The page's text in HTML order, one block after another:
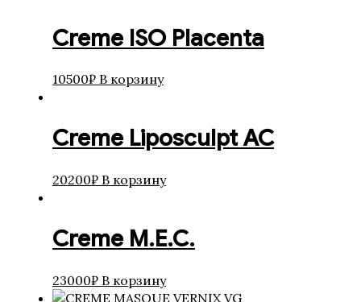
Creme ISO Placenta
10500₽ В корзину
Creme Liposculpt AC
20200₽ В корзину
Creme M.E.C.
23000₽ В корзину